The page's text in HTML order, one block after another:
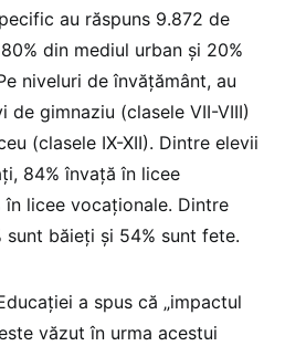
au răspuns 9.872 de
din mediul urban şi 20%
niveluri de învățământ, au
de gimnaziu (clasele VII-VIII)
(clasele IX-XII). Dintre elevii
84% învață în licee
în licee vocaţionale. Dintre
sunt băieţi şi 54% sunt fete.
a spus că „impactul
văzut în urma acestui